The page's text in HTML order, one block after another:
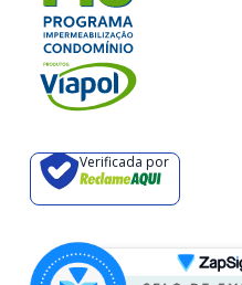
Verificada por